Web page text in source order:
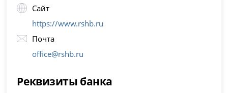
Сайт
https://www.rshb.ru
Почта
office@rshb.ru
Реквизиты банка